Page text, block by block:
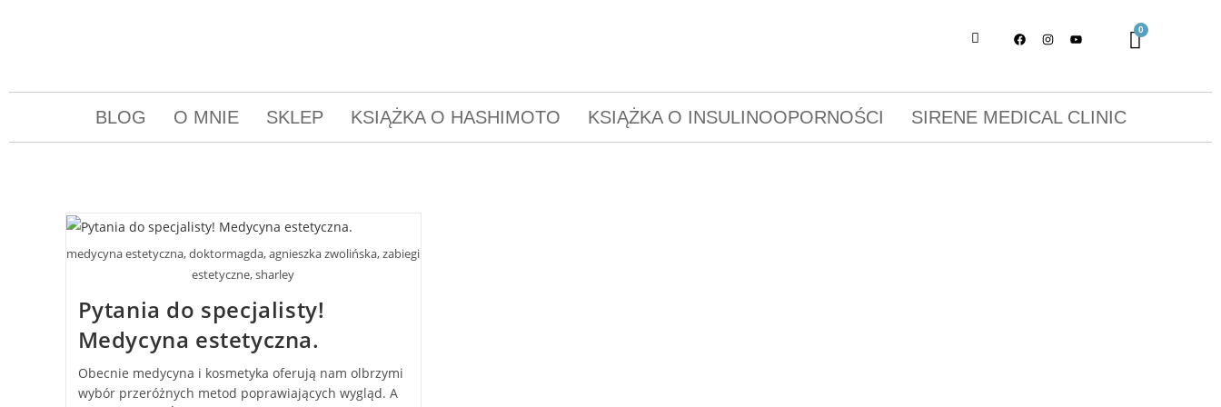
BLOG O MNIE SKLEP KSIĄŻKA O HASHIMOTO KSIĄŻKA O INSULINOOPORNOŚCI SIRENE MEDICAL CLINIC
medycyna estetyczna, doktormagda, agnieszka zwolińska, zabiegi
estetyczne, sharley
Pytania do specjalisty!
Medycyna estetyczna.
Obecnie medycyna i kosmetyka oferują nam olbrzymi
wybór przeróżnych metod poprawiających wygląd. A